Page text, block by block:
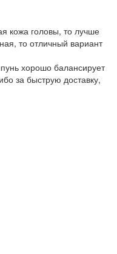
кожа головы, то лучше
то отличный вариант
хорошо балансирует
за быструю доставку,